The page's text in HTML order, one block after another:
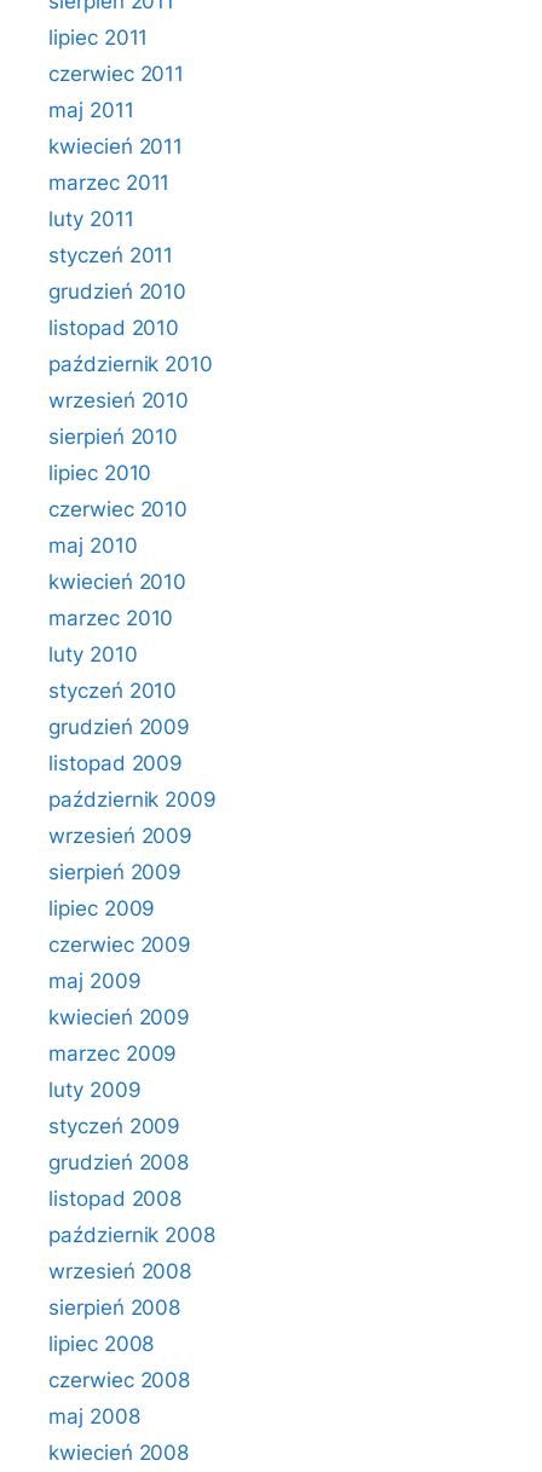
lipiec 2011
czerwiec 2011
maj 2011
kwiecień 2011
marzec 2011
luty 2011
styczeń 2011
grudzień 2010
listopad 2010
październik 2010
wrzesień 2010
sierpień 2010
lipiec 2010
czerwiec 2010
maj 2010
kwiecień 2010
marzec 2010
luty 2010
styczeń 2010
grudzień 2009
listopad 2009
październik 2009
wrzesień 2009
sierpień 2009
lipiec 2009
czerwiec 2009
maj 2009
kwiecień 2009
marzec 2009
luty 2009
styczeń 2009
grudzień 2008
listopad 2008
październik 2008
wrzesień 2008
sierpień 2008
lipiec 2008
czerwiec 2008
maj 2008
kwiecień 2008